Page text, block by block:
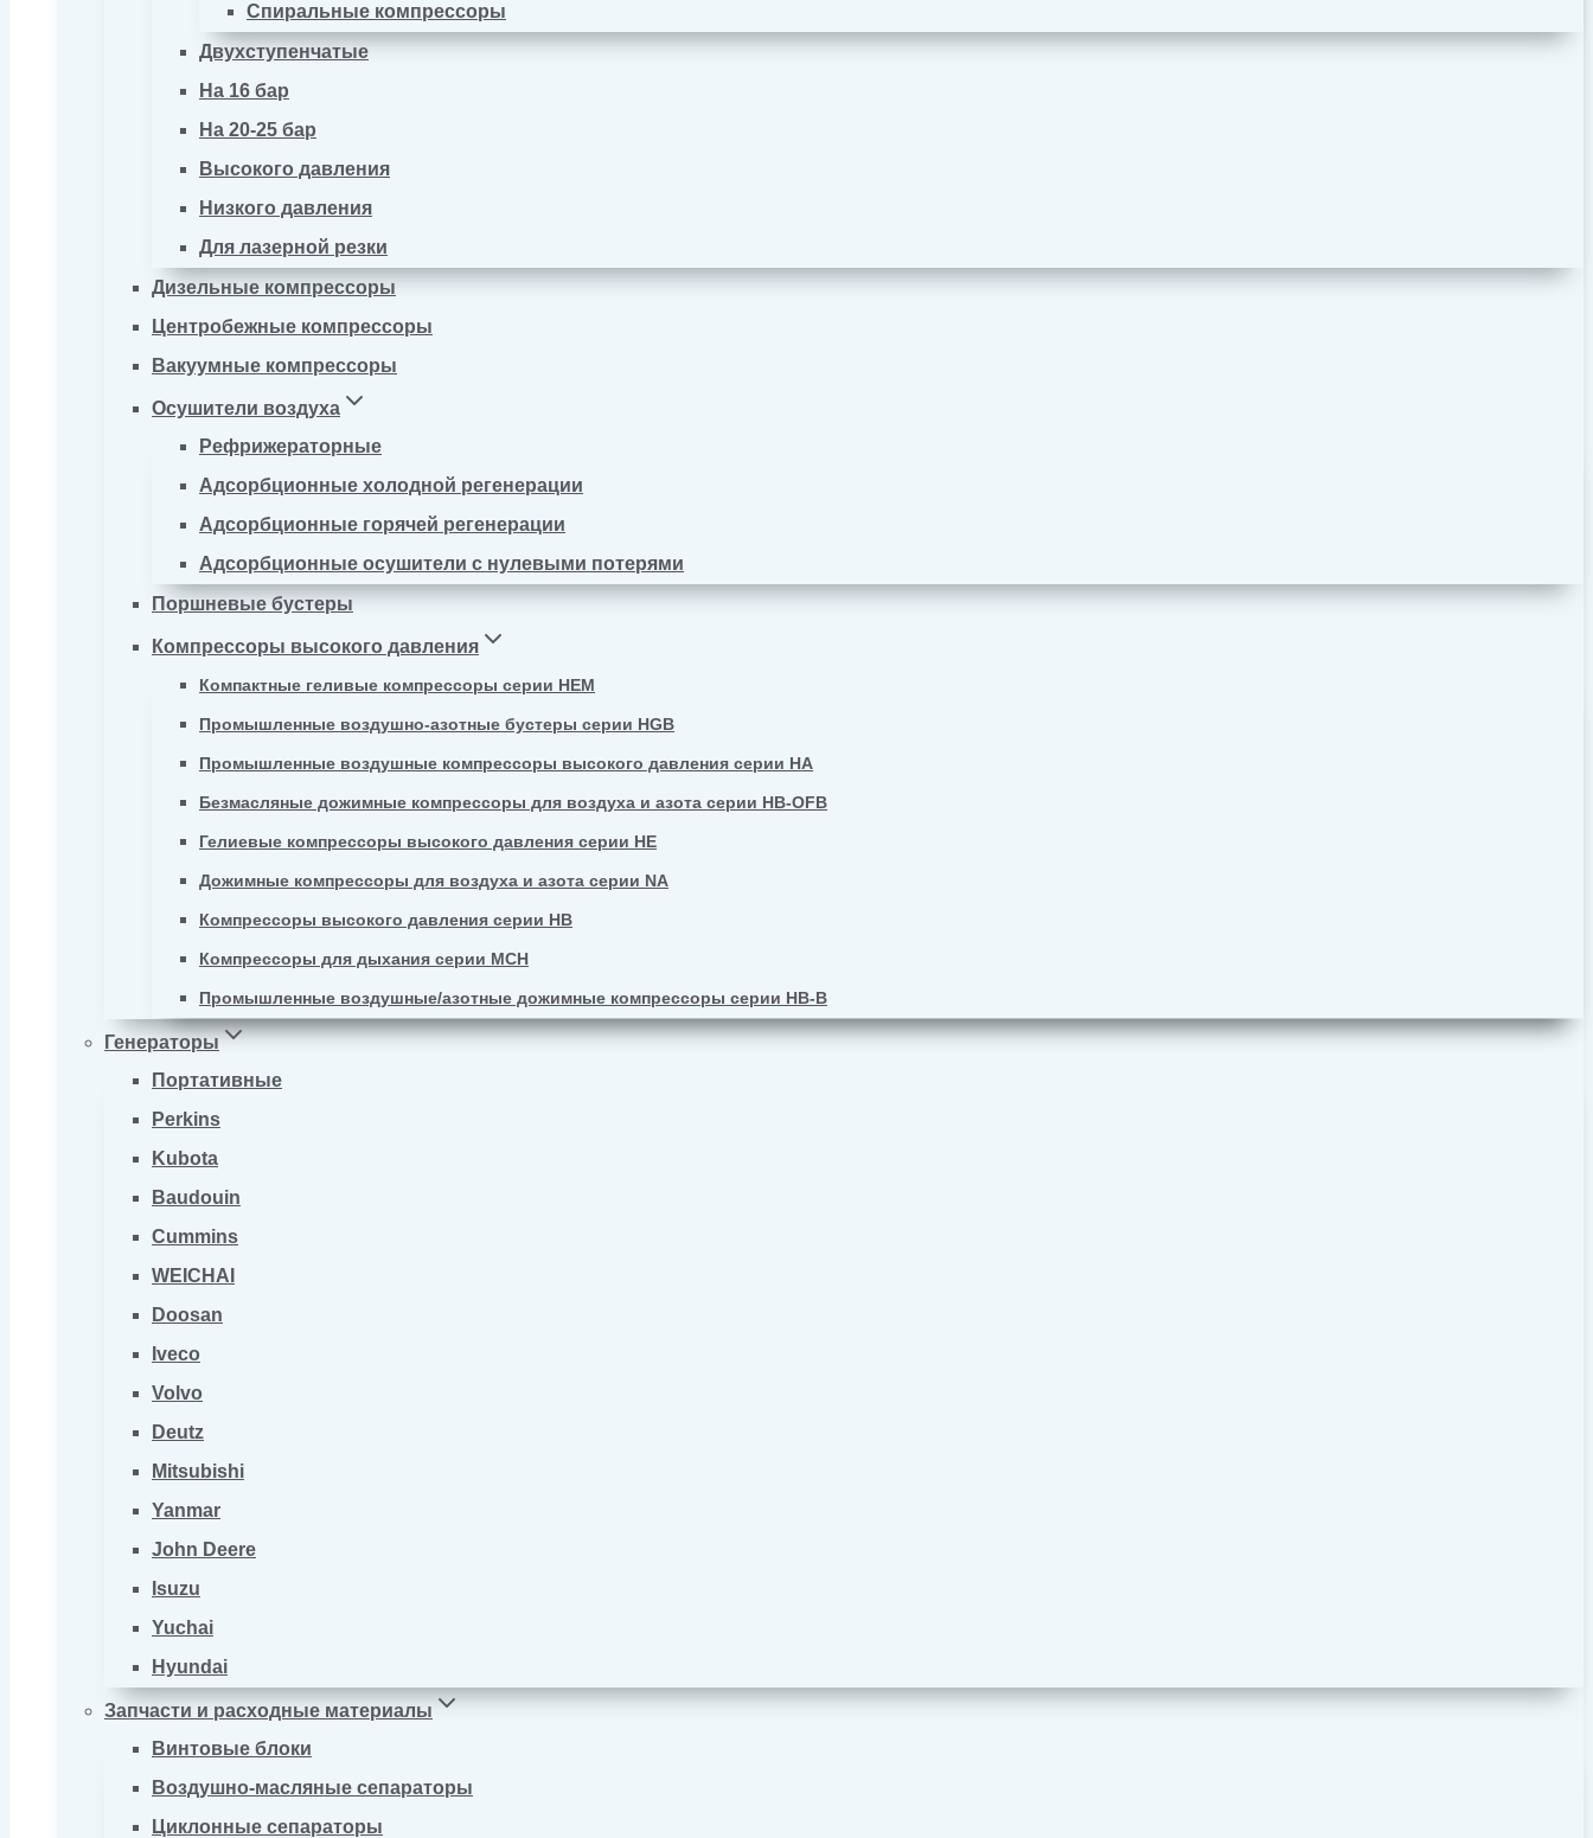
Спиральные компрессоры
Двухступенчатые
На 16 бар
На 20-25 бар
Высокого давления
Низкого давления
Для лазерной резки
Дизельные компрессоры
Центробежные компрессоры
Вакуумные компрессоры
Осушители воздуха
Рефрижераторные
Адсорбционные холодной регенерации
Адсорбционные горячей регенерации
Адсорбционные осушители с нулевыми потерями
Поршневые бустеры
Компрессоры высокого давления
Компактные геливые компрессоры серии HEM
Промышленные воздушно-азотные бустеры серии HGB
Промышленные воздушные компрессоры высокого давления серии HA
Безмасляные дожимные компрессоры для воздуха и азота серии HB-OFB
Гелиевые компрессоры высокого давления серии HE
Дожимные компрессоры для воздуха и азота серии NA
Компрессоры высокого давления серии HB
Компрессоры для дыхания серии MCH
Промышленные воздушные/азотные дожимные компрессоры серии HB-B
Генераторы
Портативные
Perkins
Kubota
Baudouin
Cummins
WEICHAI
Doosan
Iveco
Volvo
Deutz
Mitsubishi
Yanmar
John Deere
Isuzu
Yuchai
Hyundai
Запчасти и расходные материалы
Винтовые блоки
Воздушно-масляные сепараторы
Циклонные сепараторы